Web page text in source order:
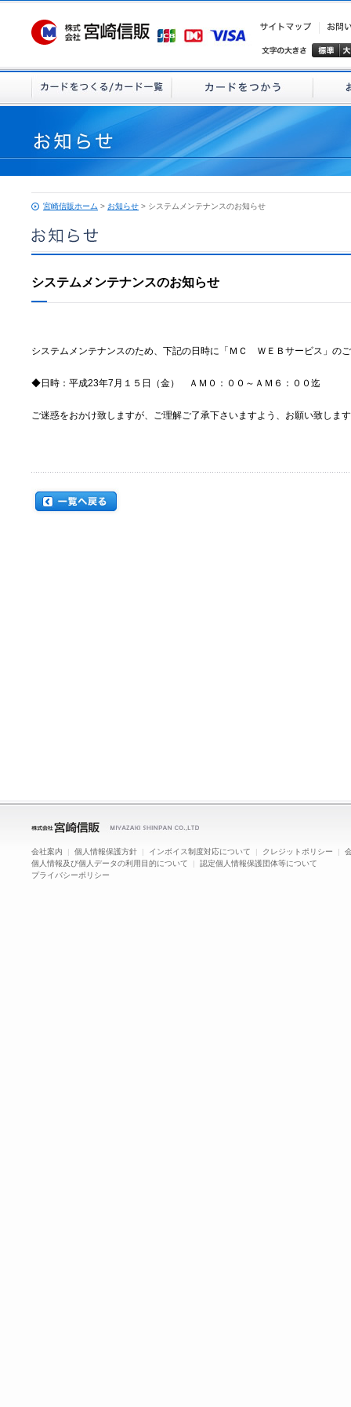
宮崎信販ホーム > お知らせ > システムメンテナンスのお知らせ
システムメンテナンスのお知らせ
システムメンテナンスのため、下記の日時に「ＭＣ ＷＥＢサービス」の
◆日時：平成23年7月１５日（金） ＡＭ０：００～ＡＭ６：００迄
ご迷惑をおかけ致しますが、ご理解ご了承下さいますよう、お願い致しま
会社案内 | 個人情報保護方針 | インボイス制度対応について | クレジットポリシー |
個人情報及び個人データの利用目的について | 認定個人情報保護団体等について
プライバシーポリシー